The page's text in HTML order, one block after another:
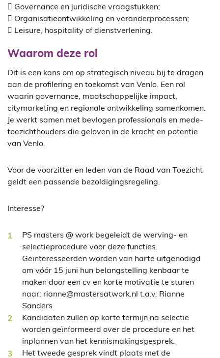
 Governance en juridische vraagstukken;
 Organisatieontwikkeling en veranderprocessen;
 Leisure, hospitality of dienstverlening.
Waarom deze rol
Dit is een kans om op strategisch niveau bij te dragen
aan de profilering en toekomst van Venlo. Een rol
waarin governance, maatschappelijke impact,
citymarketing en regionale ontwikkeling samenkomen.
Je werkt samen met bevlogen professionals en mede-
toezichthouders die geloven in de kracht en potentie
van Venlo.
Voor de voorzitter en leden van de Raad van Toezicht
geldt een passende bezoldigingsregeling.
Interesse?
PS masters @ work begeleidt de werving- en
selectieprocedure voor deze functies.
Geïnteresseerden worden van harte uitgenodigd
om vóór 15 juni hun belangstelling kenbaar te
maken door een cv en korte motivatie te sturen
naar: rianne@mastersatwork.nl t.a.v. Rianne
Sanders
Kandidaten zullen op korte termijn na selectie
worden geïnformeerd over de procedure en het
inplannen van het kennismakingsgesprek.
Het tweede gesprek vindt plaats met de